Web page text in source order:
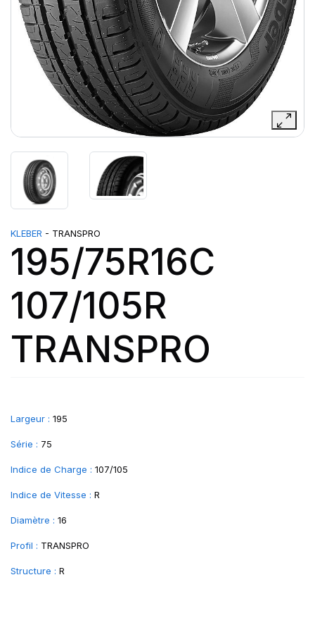
KLEBER - TRANSPRO
195/75R16C
107/105R
TRANSPRO
Largeur : 195
Série : 75
Indice de Charge : 107/105
Indice de Vitesse : R
Diamètre : 16
Profil : TRANSPRO
Structure : R